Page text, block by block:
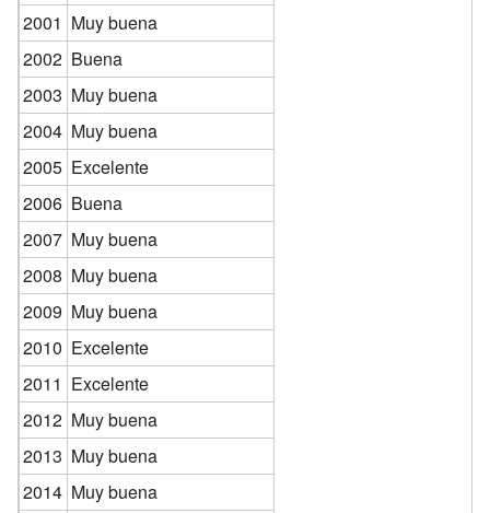
2001 Muy buena
2002 Buena
2003 Muy buena
2004 Muy buena
2005 Excelente
2006 Buena
2007 Muy buena
2008 Muy buena
2009 Muy buena
2010 Excelente
2011 Excelente
2012 Muy buena
2013 Muy buena
2014 Muy buena